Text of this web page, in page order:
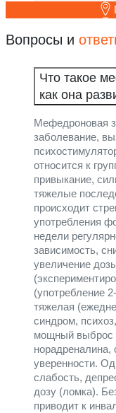
Вопросы и
Что такое
как она
Мефедроновая
заболевание,
относится к
привыкание,
тяжелые
происходит
употребления
недели
зависимость,
увеличение
(употребление
тяжелая
синдром,
мощный выброс
норадреналина,
уверенности.
слабость,
дозу (ломка).
приводит к